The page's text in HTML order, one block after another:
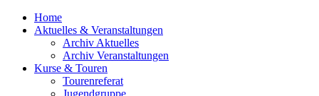
Home
Aktuelles & Veranstaltungen
Archiv Aktuelles
Archiv Veranstaltungen
Kurse & Touren
Tourenreferat
Jugendgruppe